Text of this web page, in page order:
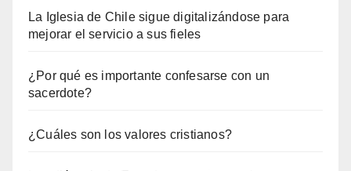
La Iglesia de Chile sigue digitalizándose para
mejorar el servicio a sus fieles
¿Por qué es importante confesarse con un
sacerdote?
¿Cuáles son los valores cristianos?